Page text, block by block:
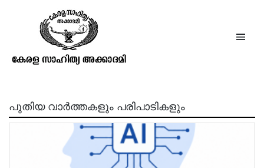
ബര്‍ണാഡ്ഷാ
പുതിയ വാർത്തകളും പരിപാടികളും